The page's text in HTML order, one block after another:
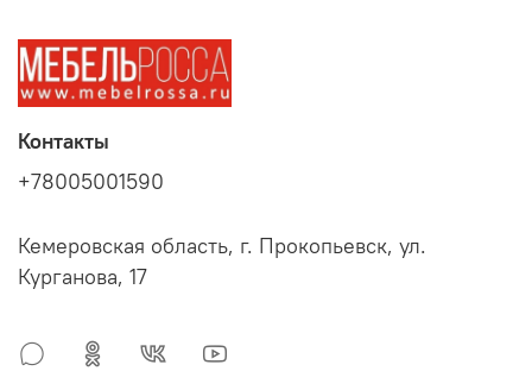
Контакты
+78005001590
Кемеровская область, г. Прокопьевск, ул.
Курганова, 17